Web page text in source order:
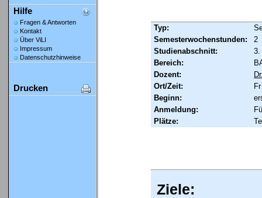
Hilfe
Fragen & Antworten
Kontakt
Über ViLI
Impressum
Datenschutzhinweise
Drucken
Typ:
Semesterwochenstunden:
2
Studienabschnitt:
3.
Bereich:
Dozent:
Ort/Zeit:
Beginn:
Anmeldung:
Plätze:
Ziele: